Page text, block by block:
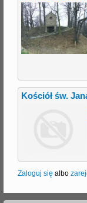
Kościół św.
Zaloguj się albo